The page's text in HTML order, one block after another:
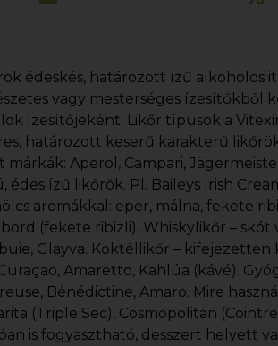
édeskés, határozott ízű alkoholos
vagy mesterséges ízesítőkből
ízesítőjeként. Likőr típusok a
határozott keserű karakterű
márkák: Aperol, Campari,
édes ízű likőrök. Pl. Baileys Irish
aromákkal: eper, málna, fekete
(fekete ribizli). Whiskylikőr –
Glayva. Koktéllikőr –
Amaretto, Kahlúa (kávé).
Bénédictine, Amaro. Mire
(Triple Sec), Cosmopolitan
is fogyasztható, desszert helyett